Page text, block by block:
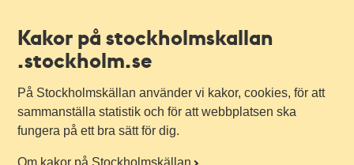
Kakor på stockholmskallan
.stockholm.se
På Stockholmskällan använder vi kakor, cookies, för att
sammanställa statistik och för att webbplatsen ska
fungera på ett bra sätt för dig.
Om kakor på Stockholmskällan